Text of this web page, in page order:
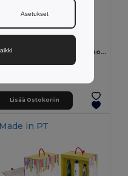
Urheilupyyhe polyamidia ja polyesteriä pullonmuotoisessa PP ja PET pakkauksessa
Lisää Ostokoriin
Made in PT
Asetukset